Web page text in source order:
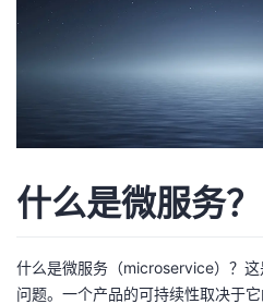
博
客
的
论
坛
我
的
圈
我
的
我
什么是微服务？
什么是微服务（microservice）？
问题。一个产品的可持续性取决于它